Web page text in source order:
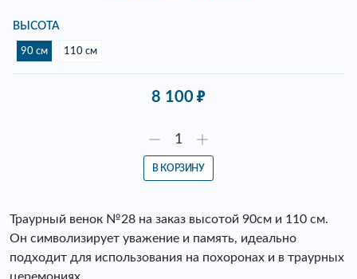
ВЫСОТА
90 см 110 см
8 100
В КОРЗИНУ
Траурный венок №28 на заказ высотой 90см и 110 см.
Он символизирует уважение и память, идеально
подходит для использования на похоронах и в траурных